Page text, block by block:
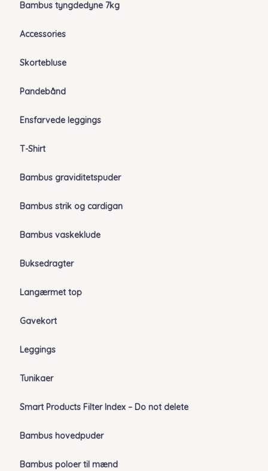
Bambus tyngdedyne 7kg
Accessories
Skortebluse
Pandebånd
Ensfarvede leggings
T-Shirt
Bambus graviditetspuder
Bambus strik og cardigan
Bambus vaskeklude
Buksedragter
Langærmet top
Gavekort
Leggings
Tunikaer
Smart Products Filter Index – Do not delete
Bambus hovedpuder
Bambus poloer til mænd